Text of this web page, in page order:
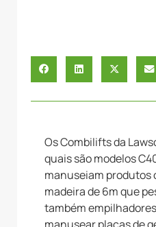
Os Combilifts da
quais são modelos
manuseiam produtos
madeira de 6m que
também